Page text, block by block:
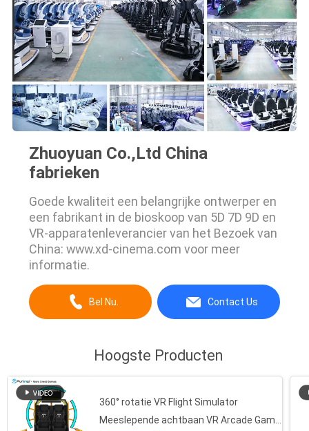
Zhuoyuan Co.,Ltd China
fabrieken
Goede kwaliteit een belangrijke ontwerper en
een fabrikant in de bioskoop van 5D 7D 9D en
VR-apparatenleverancier van het Bezoek van
China: www.xd-cinema.com voor meer
informatie.
Bel Nu. Contact Us
Hoogste Producten
360° rotatie VR Flight Simulator
Meeslepende achtbaan VR Arcade Game